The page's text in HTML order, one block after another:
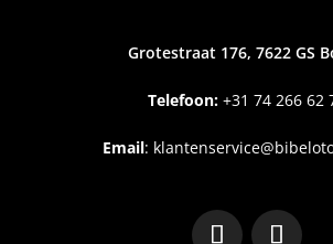
Grotestraat 176, 7622 GS
Telefoon:+31 74 266 62
Email: